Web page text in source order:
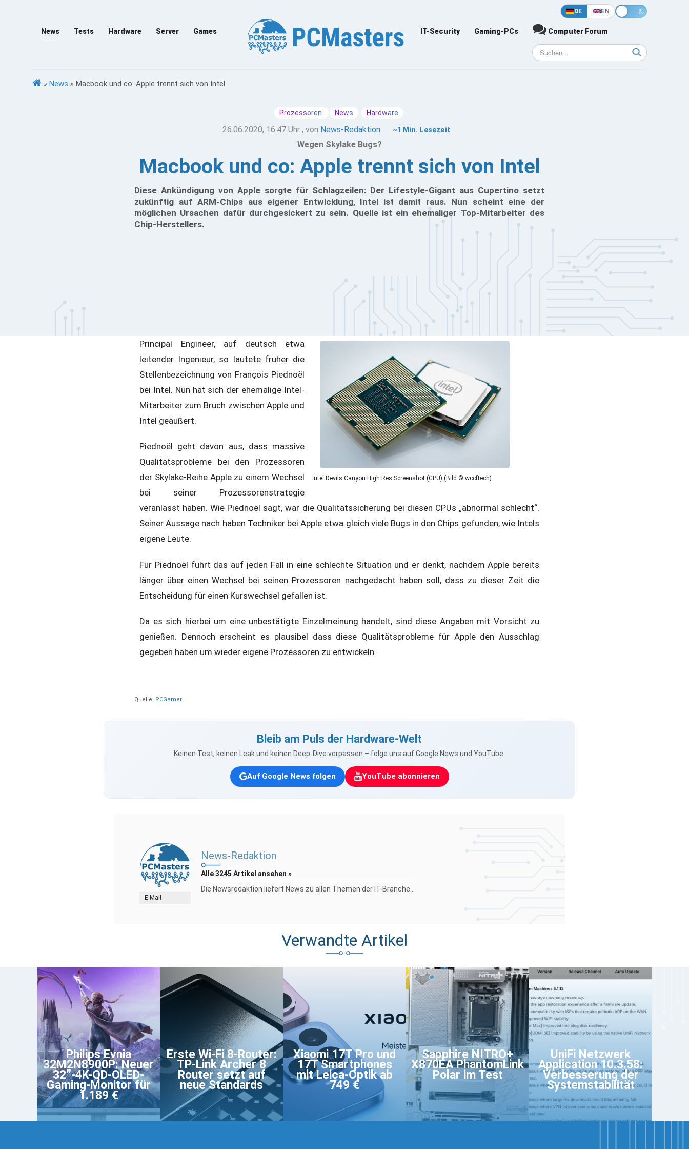
DE EN
News Tests Hardware Server Games IT-Security Gaming-PCs Computer Forum
» News » Macbook und co: Apple trennt sich von Intel
Prozessoren News Hardware
26.06.2020, 16:47 Uhr , von News-Redaktion ~1 Min. Lesezeit
Wegen Skylake Bugs?
Macbook und co: Apple trennt sich von Intel
Diese Ankündigung von Apple sorgte für Schlagzeilen: Der Lifestyle-Gigant aus Cupertino setzt
zukünftig auf ARM-Chips aus eigener Entwicklung, Intel ist damit raus. Nun scheint eine der
möglichen Ursachen dafür durchgesickert zu sein. Quelle ist ein ehemaliger Top-Mitarbeiter des
Chip-Herstellers.
Intel Devils Canyon High Res Screenshot (CPU) (Bild © wccftech)
Principal Engineer, auf deutsch etwa
leitender Ingenieur, so lautete früher die
Stellenbezeichnung von François Piednoël
bei Intel. Nun hat sich der ehemalige Intel-
Mitarbeiter zum Bruch zwischen Apple und
Intel geäußert.
Piednoël geht davon aus, dass massive
Qualitätsprobleme bei den Prozessoren
der Skylake-Reihe Apple zu einem Wechsel
bei seiner Prozessorenstrategie
veranlasst haben. Wie Piednoël sagt, war die Qualitätssicherung bei diesen CPUs „abnormal schlecht“.
Seiner Aussage nach haben Techniker bei Apple etwa gleich viele Bugs in den Chips gefunden, wie Intels
eigene Leute.
Für Piednoël führt das auf jeden Fall in eine schlechte Situation und er denkt, nachdem Apple bereits
länger über einen Wechsel bei seinen Prozessoren nachgedacht haben soll, dass zu dieser Zeit die
Entscheidung für einen Kurswechsel gefallen ist.
Da es sich hierbei um eine unbestätigte Einzelmeinung handelt, sind diese Angaben mit Vorsicht zu
genießen. Dennoch erscheint es plausibel dass diese Qualitätsprobleme für Apple den Ausschlag
gegeben haben um wieder eigene Prozessoren zu entwickeln.
Quelle: PCGamer
Bleib am Puls der Hardware-Welt
Keinen Test, keinen Leak und keinen Deep-Dive verpassen – folge uns auf Google News und YouTube.
Auf Google News folgen YouTube abonnieren
E-Mail
News-Redaktion
Alle 3245 Artikel ansehen »
Die Newsredaktion liefert News zu allen Themen der IT-Branche...
Verwandte Artikel
Philips Evnia
32M2N8900P: Neuer
32”-4K-QD-OLED-
Gaming-Monitor für
1.189 €
Erste Wi-Fi 8-Router:
TP-Link Archer 8
Router setzt auf
neue Standards
Xiaomi 17T Pro und
17T Smartphones
mit Leica-Optik ab
749 €
Sapphire NITRO+
X870EA PhantomLink
Polar im Test
UniFi Netzwerk
Application 10.3.58:
Verbesserung der
Systemstabilität